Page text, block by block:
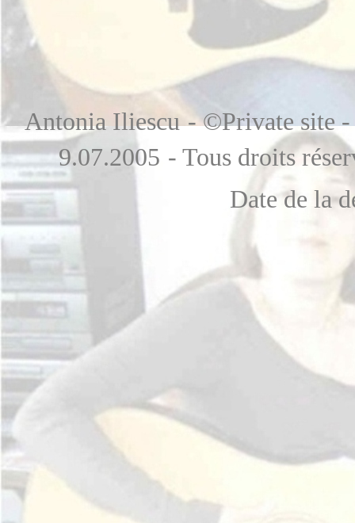
Antonia Iliescu -©Private site
9.07.2005 - Tous droits
Date de la